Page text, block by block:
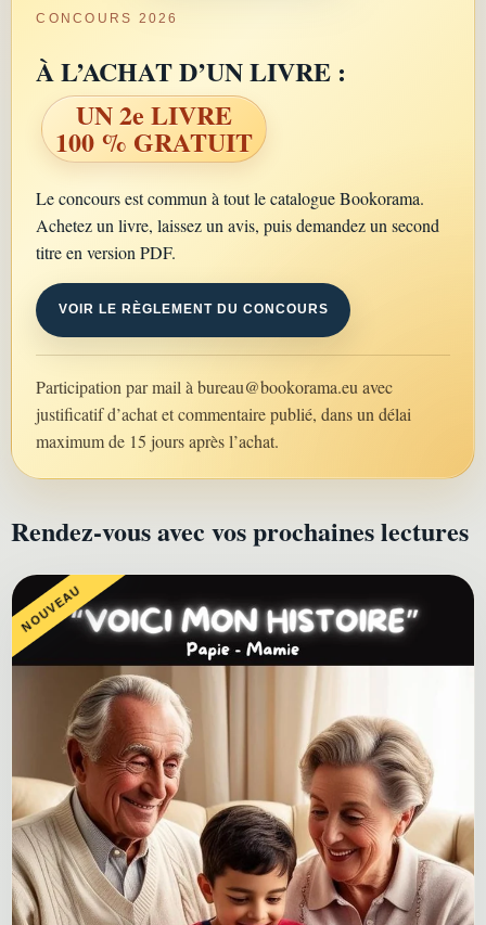
CONCOURS 2026
À L’ACHAT D’UN LIVRE :
UN 2e LIVRE
100 % GRATUIT
Le concours est commun à tout le catalogue Bookorama.
Achetez un livre, laissez un avis, puis demandez un second
titre en version PDF.
VOIR LE RÈGLEMENT DU CONCOURS
Participation par mail àbureau@bookorama.eu avec
justificatif d’achat et commentaire publié, dans un délai
maximum de 15 jours après l’achat.
Rendez-vous avec vos prochaines lectures
NOUVEAU